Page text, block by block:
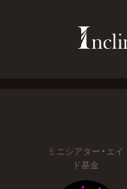
ミニシアター・エイ
ド基金